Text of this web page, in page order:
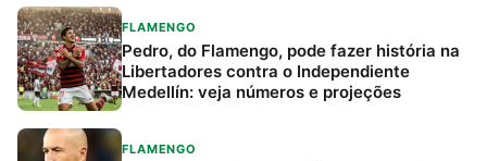
FLAMENGO
Pedro, do Flamengo, pode fazer história na
Libertadores contra o Independiente
Medellín: veja números e projeções
FLAMENGO